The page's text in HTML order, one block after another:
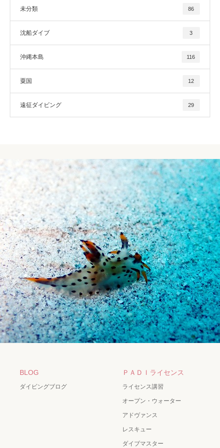
未分類 86
沈船ダイブ 3
沖縄本島 116
粟国 12
遠征ダイビング 29
BLOG
ダイビングブログ
ＰＡＤＩライセンス
ライセンス講習
オープン・ウォーター
アドヴァンス
レスキュー
ダイブマスター